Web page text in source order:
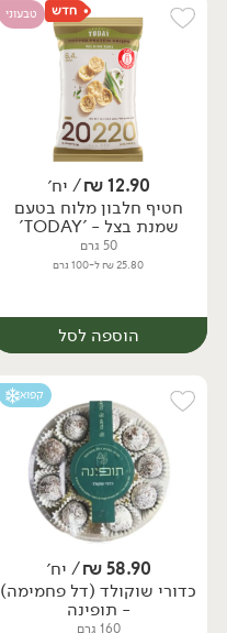
יח׳
טבעוני
12.90
₪/ יח׳
חטיף חלבון מלוח בטעם
שמנת בצל - 'TODAY'
50 גרם
25.80 ₪ ל-100 גרם
הוספה לסל
יח׳
קפוא
58.90
₪/ יח׳
כדורי שוקולד (דל פחמימה)
- תופינה
160 גרם